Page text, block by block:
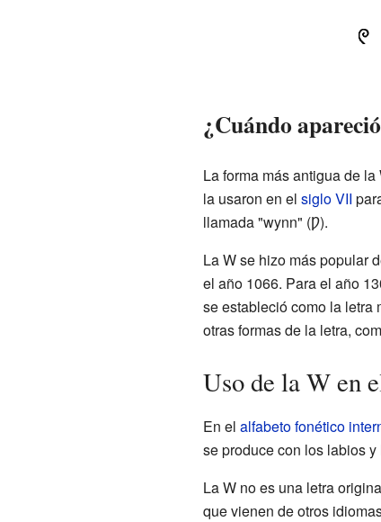
¿Cuándo
La forma más antigua de
la usaron en el siglo VII
llamada "wynn" (Ƿ).
La W se hizo más popular
el año 1066. Para el año
se estableció como la letra
otras formas de la letra,
Uso de la W en
En el alfabeto fonético
se produce con los labios
La W no es una letra
que vienen de otros